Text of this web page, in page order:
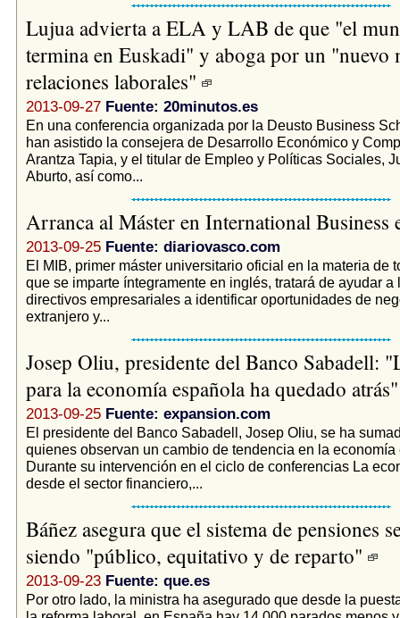
Lujua advierta a ELA y LAB de que "el
termina en Euskadi" y aboga por un "nuevo
relaciones laborales"
2013-09-27 Fuente: 20minutos.es
En una conferencia organizada por la Deusto Business
han asistido la consejera de Desarrollo Económico y
Arantza Tapia, y el titular de Empleo y Políticas Sociales,
Aburto, así como...
Arranca al Máster en International Business
2013-09-25 Fuente: diariovasco.com
El MIB, primer máster universitario oficial en la materia de
que se imparte íntegramente en inglés, tratará de ayudar a
directivos empresariales a identificar oportunidades de
extranjero y...
Josep Oliu, presidente del Banco Sabadell:
para la economía española ha quedado
2013-09-25 Fuente: expansion.com
El presidente del Banco Sabadell, Josep Oliu, se ha
quienes observan un cambio de tendencia en la economía
Durante su intervención en el ciclo de conferencias La
desde el sector financiero,...
Báñez asegura que el sistema de pensiones
siendo "público, equitativo y de reparto"
2013-09-23 Fuente: que.es
Por otro lado, la ministra ha asegurado que desde la